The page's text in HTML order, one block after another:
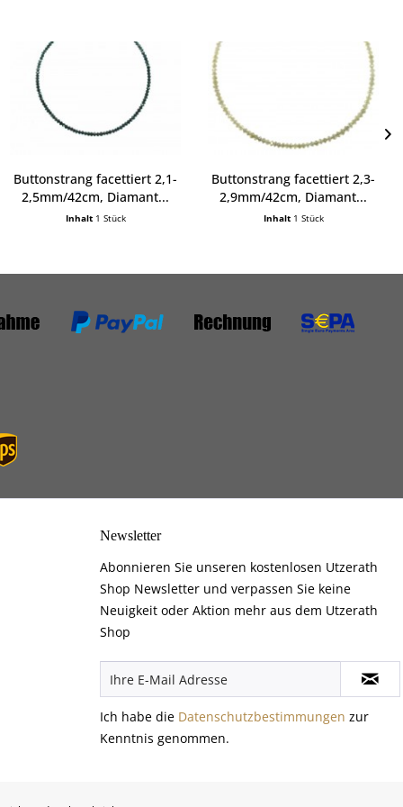
Buttonstrang facettiert 2,1-
2,5mm/42cm, Diamant...
Inhalt 1 Stück
Buttonstrang facettiert 2,3-
2,9mm/42cm, Diamant...
Inhalt 1 Stück
Newsletter
Abonnieren Sie unseren kostenlosen Utzerath
Shop Newsletter und verpassen Sie keine
Neuigkeit oder Aktion mehr aus dem Utzerath
Shop
Ich habe die Datenschutzbestimmungen zur
Kenntnis genommen.